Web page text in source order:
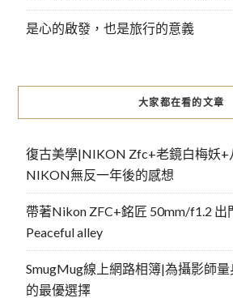
是心的啟發，也是旅行的意義
大家都在看的文章
復古美學|NIKON Zfc+老鏡白梅妖+
NIKON無反一年後的感想
帶著Nikon ZFC+銘匠 50mm/f1.2 出
Peaceful alley
SmugMug線上網路相簿|為攝影師
的最優選擇